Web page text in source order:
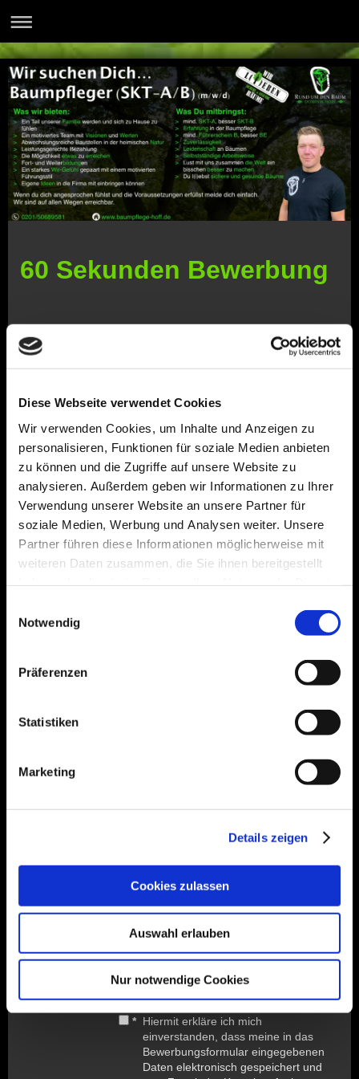
Diese Webseite verwendet Cookies
Wir verwenden Cookies, um Inhalte und Anzeigen zu
personalisieren, Funktionen für soziale Medien anbieten
zu können und die Zugriffe auf unsere Website zu
analysieren. Außerdem geben wir Informationen zu Ihrer
Verwendung unserer Website an unsere Partner für
soziale Medien, Werbung und Analysen weiter. Unsere
Partner führen diese Informationen möglicherweise mit
weiteren Daten zusammen, die Sie ihnen bereitgestellt
Notwendig
Präferenzen
Statistiken
Marketing
Details zeigen
Cookies zulassen
Auswahl erlauben
Nur notwendige Cookies
60 Sekunden Bewerbung
Vorname:
Nachname :
Wohnort:
E-Mail-Adresse:*
Telefonnummer:
Captcha (Spam-Schutz-Code): *
* Hiermit erkläre ich mich
einverstanden, dass meine in das
Bewerbungsformular eingegebenen
Daten elektronisch gespeichert und